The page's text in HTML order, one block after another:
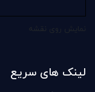
لینک های سریع